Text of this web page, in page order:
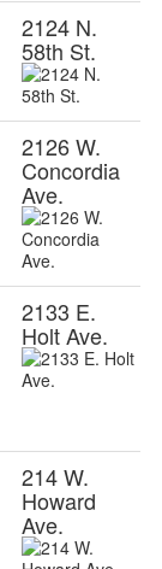
2124 N.
58th St.
2126 W.
Concordia
Ave.
2133 E.
Holt Ave.
214 W.
Howard
Ave.